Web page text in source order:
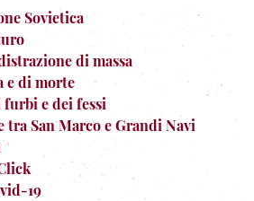
Sovietica
di massa
e di morte
e dei fessi
San Marco e Grandi Navi
19